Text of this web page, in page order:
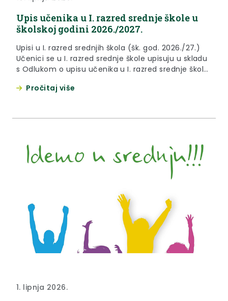
Upis učenika u I. razred srednje škole u
školskoj godini 2026./2027.
Upisi u I. razred srednjih škola (šk. god. 2026./27.)
Učenici se u I. razred srednje škole upisuju u skladu
s Odlukom o upisu učenika u I. razred srednje škole
Narodnim novinama broj 56/2026. te odredbama
Pročitaj više
1. lipnja 2026.